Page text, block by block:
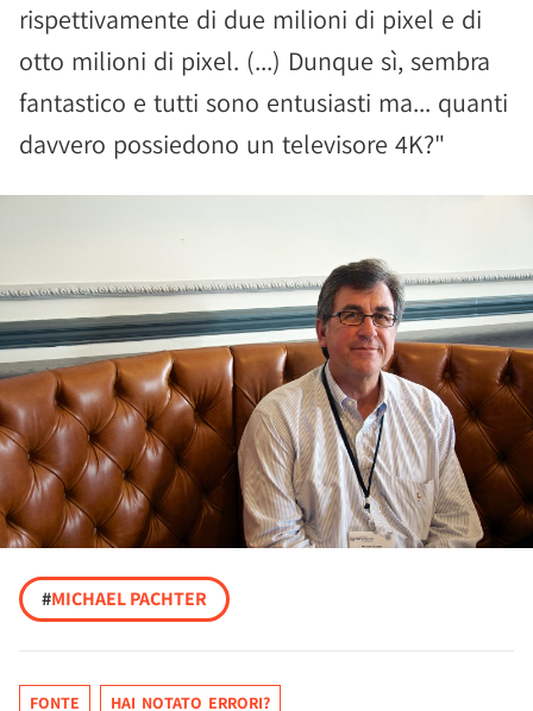
rispettivamente di due milioni di pixel e di
otto milioni di pixel. (...) Dunque sì, sembra
fantastico e tutti sono entusiasti ma... quanti
davvero possiedono un televisore 4K?"
#MICHAEL PACHTER
FONTE HAI NOTATO ERRORI?